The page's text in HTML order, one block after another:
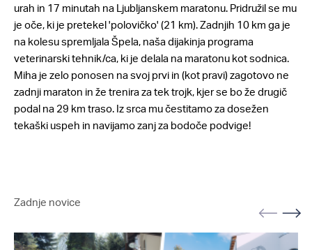
urah in 17 minutah na Ljubljanskem maratonu. Pridružil se mu
je oče, ki je pretekel 'polovičko' (21 km). Zadnjih 10 km ga je
na kolesu spremljala Špela, naša dijakinja programa
veterinarski tehnik/ca, ki je delala na maratonu kot sodnica.
Miha je zelo ponosen na svoj prvi in (kot pravi) zagotovo ne
zadnji maraton in že trenira za tek trojk, kjer se bo že drugič
podal na 29 km traso. Iz srca mu čestitamo za dosežen
tekaški uspeh in navijamo zanj za bodoče podvige!
Zadnje novice